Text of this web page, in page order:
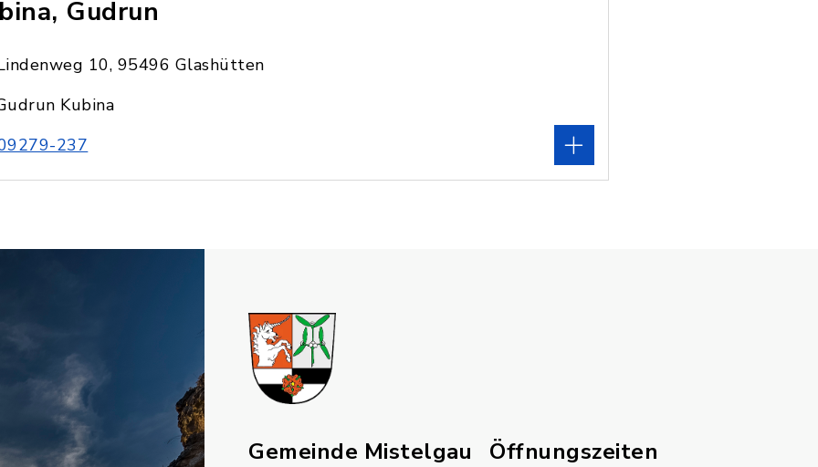
Gudrun
10, 95496 Glashütten
Kubina
237
Gemeinde Mistelgau Öffnungszeiten